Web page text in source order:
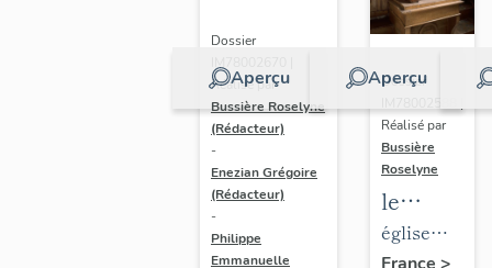
Aperçu
Dossier
IM78002670 |
Réalisé par
Bussière Roselyne
(Rédacteur)
-
Enezian Grégoire
(Rédacteur)
-
Philippe
Emmanuelle
Aperçu
Dossier
Réalisé par
Bussière
Roselyne
le
mobilier
de
église
paroissiale